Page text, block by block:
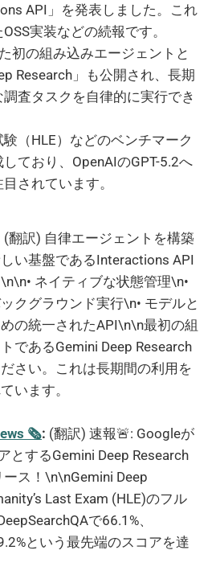
API」を発表しました。これ
実装などの続報です。
初の組み込みエージェントと
Research」も公開され、長期
査タスクを自律的に実行でき
（HLE）などのベンチマーク
ており、OpenAIのGPT-5.2へ
されています。
(翻訳) 自律エージェントを構築
い基盤であるInteractions API
ネイティブな状態管理\n•
クグラウンド実行\n• モデルと
の統一されたAPI\n\n最初の組
であるGemini Deep Research
さい。これは長期間の利用を
います。
🗞: (翻訳) 速報🚨: Googleが
とするGemini Deep Research
ス！\n\nGemini Deep
Last Exam (HLE)のフル
で66.1%、
という最先端のスコアを達